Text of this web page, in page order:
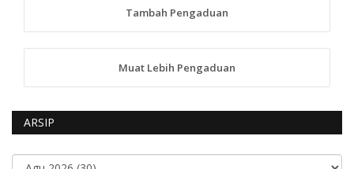
Tambah Pengaduan
Muat Lebih Pengaduan
ARSIP